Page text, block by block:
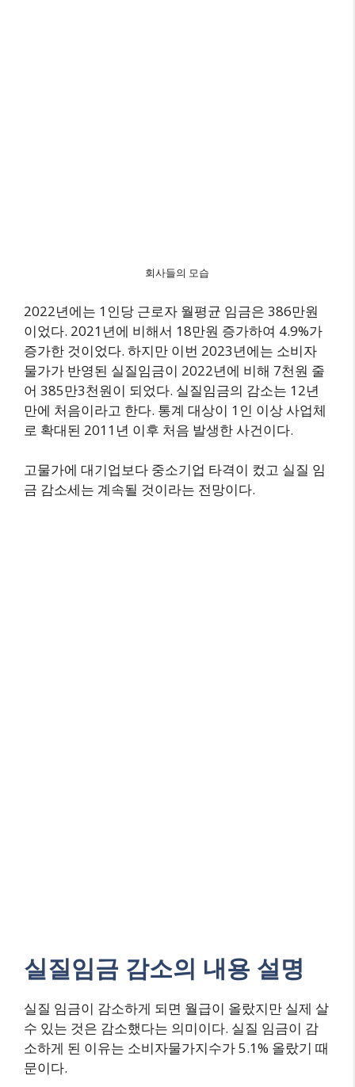
회사들의 모습
2022년에는 1인당 근로자 월평균 임금은 386만원
이었다. 2021년에 비해서 18만원 증가하여 4.9%가
증가한 것이었다. 하지만 이번 2023년에는 소비자
물가가 반영된 실질임금이 2022년에 비해 7천원 줄
어 385만3천원이 되었다. 실질임금의 감소는 12년
만에 처음이라고 한다. 통계 대상이 1인 이상 사업체
로 확대된 2011년 이후 처음 발생한 사건이다.
고물가에 대기업보다 중소기업 타격이 컸고 실질 임
금 감소세는 계속될 것이라는 전망이다.
실질임금 감소의 내용 설명
실질 임금이 감소하게 되면 월급이 올랐지만 실제 살
수 있는 것은 감소했다는 의미이다. 실질 임금이 감
소하게 된 이유는 소비자물가지수가 5.1% 올랐기 때
문이다.